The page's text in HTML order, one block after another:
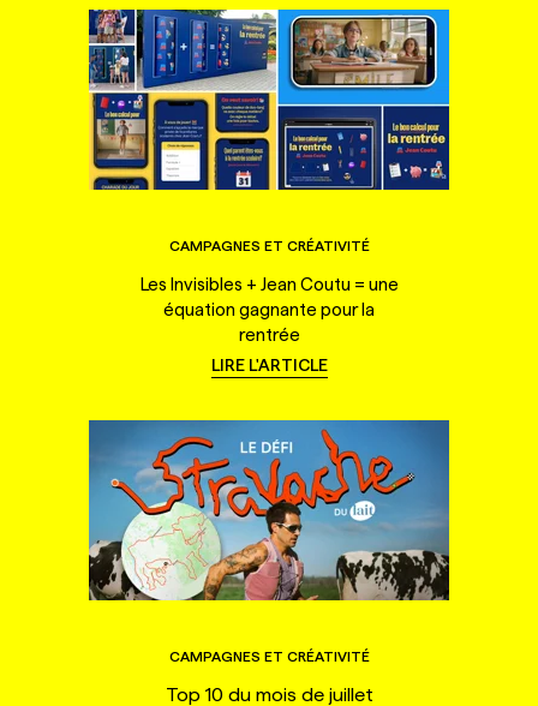
CAMPAGNES ET CRÉATIVITÉ
Les Invisibles + Jean Coutu = une
équation gagnante pour la
rentrée
LIRE L'ARTICLE
CAMPAGNES ET CRÉATIVITÉ
Top 10 du mois de juillet